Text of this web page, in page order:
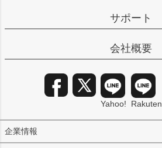
サポート
会社概要
企業情報
Yahoo! Rakuten